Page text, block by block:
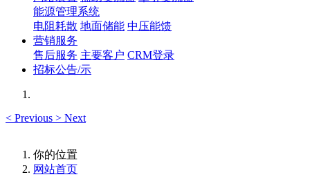
能源管理系统
电阻耗散 地面储能 中压能馈
营销服务
售后服务 主要客户 CRM登录
招标公告/示
< Previous > Next
你的位置
网站首页